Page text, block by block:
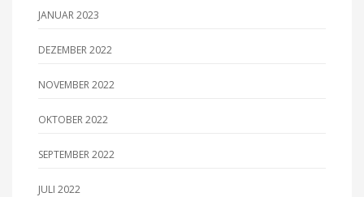
JANUAR 2023
DEZEMBER 2022
NOVEMBER 2022
OKTOBER 2022
SEPTEMBER 2022
JULI 2022